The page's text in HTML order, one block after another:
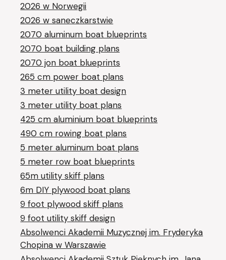
2026 w Norwegii
2026 w saneczkarstwie
2070 aluminum boat blueprints
2070 boat building plans
2070 jon boat blueprints
265 cm power boat plans
3 meter utility boat design
3 meter utility boat plans
425 cm aluminium boat blueprints
490 cm rowing boat plans
5 meter aluminum boat plans
5 meter row boat blueprints
65m utility skiff plans
6m DIY plywood boat plans
9 foot plywood skiff plans
9 foot utility skiff design
Absolwenci Akademii Muzycznej im. Fryderyka
Chopina w Warszawie